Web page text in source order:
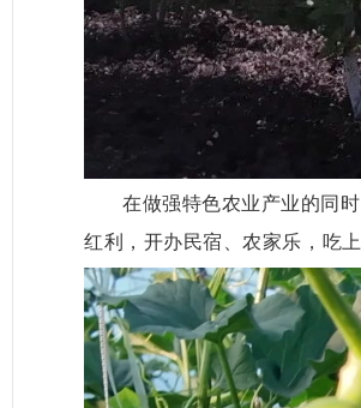
在做强特色农业产业的同时
红利，开办民宿、农家乐，吃上